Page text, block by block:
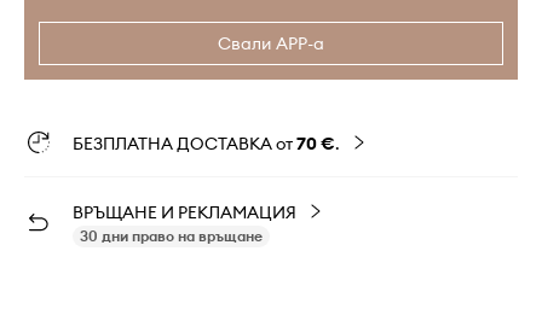
Свали APP-а
БЕЗПЛАТНА ДОСТАВКА от70 €.
ВРЪЩАНЕ И РЕКЛАМАЦИЯ
30 дни право на връщане